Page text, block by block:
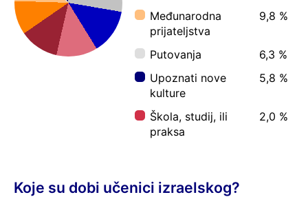
Međunarodna
prijateljstva
9,8 %
Putovanja
6,3 %
Upoznati nove
kulture
5,8 %
Škola, studij, ili
praksa
2,0 %
Koje su dobi učenici izraelskog?